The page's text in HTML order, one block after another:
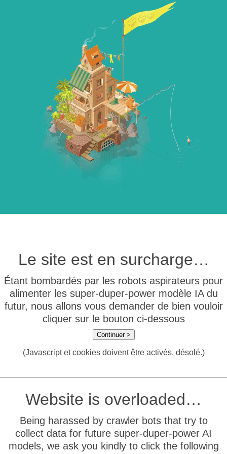
Le site est en surcharge…
Étant bombardés par les robots aspirateurs pour
alimenter les super-duper-power modèle IA du
futur, nous allons vous demander de bien vouloir
cliquer sur le bouton ci-dessous
Continuer >
(Javascript et cookies doivent être activés, désolé.)
Website is overloaded…
Being harassed by crawler bots that try to
collect data for future super-duper-power AI
models, we ask you kindly to click the following